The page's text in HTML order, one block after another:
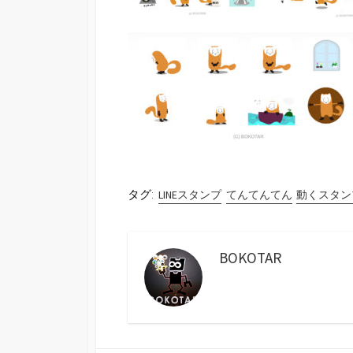
タグ: LINEスタンプ てんてんてん 動くスタ
BOKOTAR